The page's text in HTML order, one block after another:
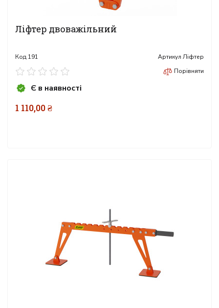
Ліфтер двоважільний
Код 191 Артикул Ліфтер
Порівняти
Є в наявності
1 110,00 ₴